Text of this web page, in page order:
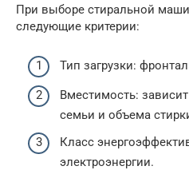
При выборе стиральной
следующие критерии:
Тип загрузки:
Вместимость:
семьи и объема
Класс
электроэнергии.